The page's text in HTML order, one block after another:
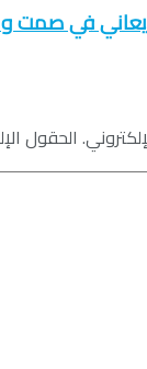
في صمت و
الحقول